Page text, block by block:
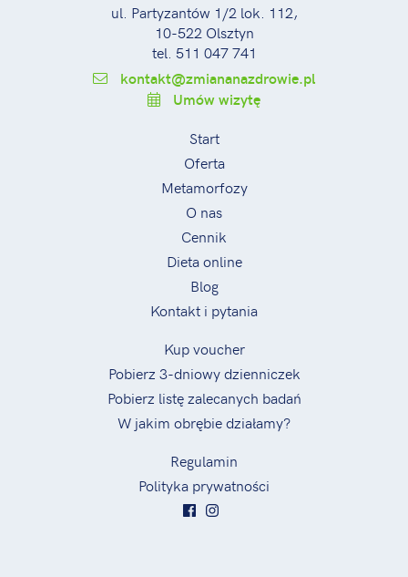
ul. Partyzantów 1/2 lok. 112,
10-522 Olsztyn
tel. 511 047 741
kontakt@zmiananazdrowie.pl
Umów wizytę
Start
Oferta
Metamorfozy
O nas
Cennik
Dieta online
Blog
Kontakt i pytania
Kup voucher
Pobierz 3-dniowy dzienniczek
Pobierz listę zalecanych badań
W jakim obrębie działamy?
Regulamin
Polityka prywatności